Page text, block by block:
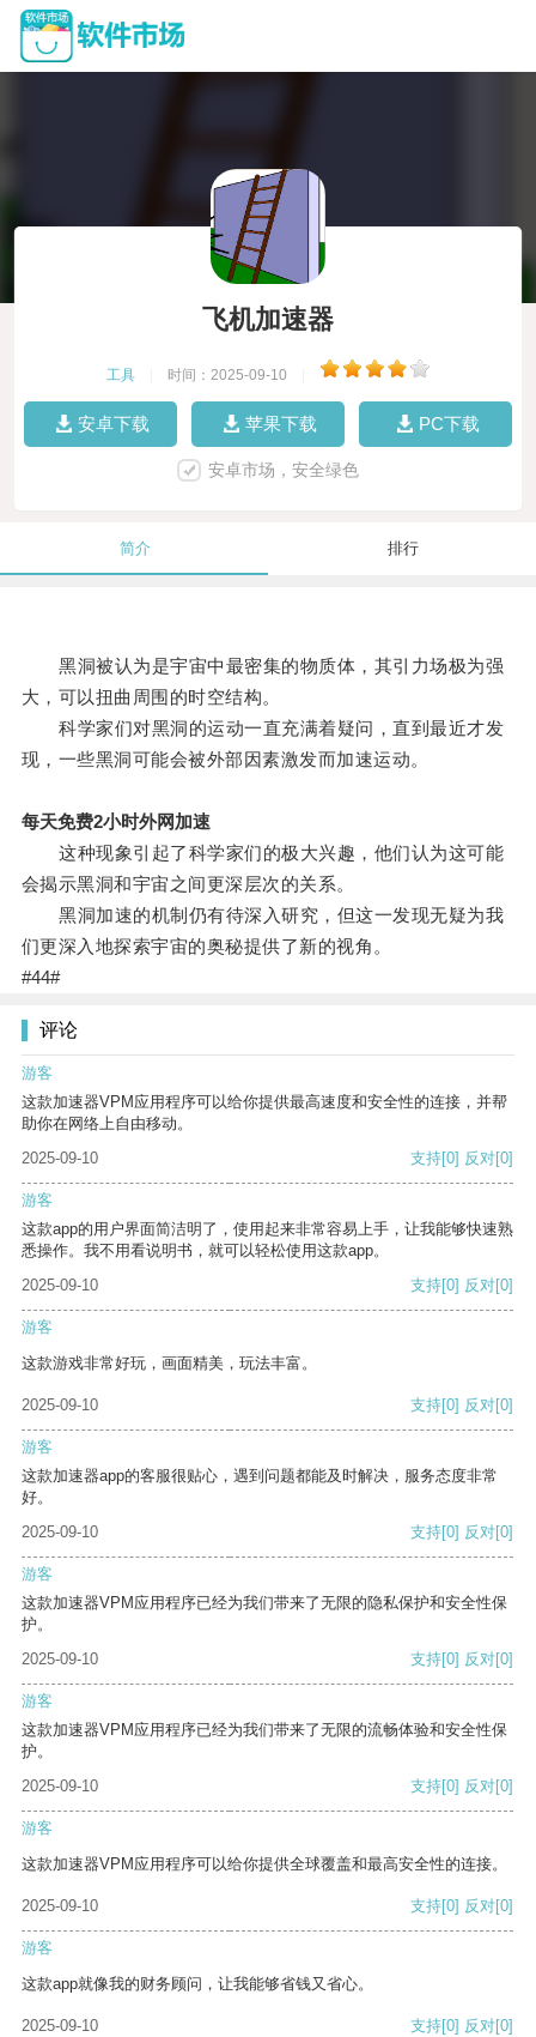
飞机加速器
工具 时间：2025-09-10
安卓下载 苹果下载 PC下载
安卓市场，安全绿色
简介 排行
黑洞被认为是宇宙中最密集的物质体，其引力场极为强
大，可以扭曲周围的时空结构。
科学家们对黑洞的运动一直充满着疑问，直到最近才发
现，一些黑洞可能会被外部因素激发而加速运动。
每天免费2小时外网加速
这种现象引起了科学家们的极大兴趣，他们认为这可能
会揭示黑洞和宇宙之间更深层次的关系。
黑洞加速的机制仍有待深入研究，但这一发现无疑为我
们更深入地探索宇宙的奥秘提供了新的视角。
#44#
评论
游客
这款加速器VPM应用程序可以给你提供最高速度和安全性的连接，并帮
助你在网络上自由移动。
2025-09-10
支持[0] 反对[0]
游客
这款app的用户界面简洁明了，使用起来非常容易上手，让我能够快速熟
悉操作。我不用看说明书，就可以轻松使用这款app。
2025-09-10
支持[0] 反对[0]
游客
这款游戏非常好玩，画面精美，玩法丰富。
2025-09-10 支持[0] 反对[0]
游客
这款加速器app的客服很贴心，遇到问题都能及时解决，服务态度非常
好。
2025-09-10
支持[0] 反对[0]
游客
这款加速器VPM应用程序已经为我们带来了无限的隐私保护和安全性保
护。
2025-09-10
支持[0] 反对[0]
游客
这款加速器VPM应用程序已经为我们带来了无限的流畅体验和安全性保
护。
2025-09-10
支持[0] 反对[0]
游客
这款加速器VPM应用程序可以给你提供全球覆盖和最高安全性的连接。
2025-09-10 支持[0] 反对[0]
游客
这款app就像我的财务顾问，让我能够省钱又省心。
2025-09-10 支持[0] 反对[0]